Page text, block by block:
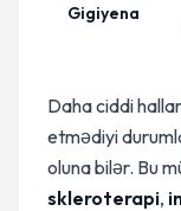
Gigiyena
Daha ciddi
etmədiyi
oluna bilər. Bu
skleroterapi,